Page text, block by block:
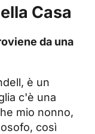
Casa
da una
è un
c'è una
mio nonno,
così